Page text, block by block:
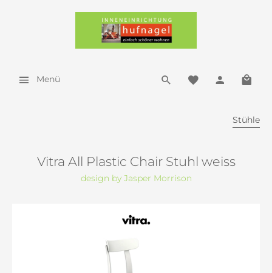
Menü
Stühle
Vitra All Plastic Chair Stuhl weiss
design by Jasper Morrison